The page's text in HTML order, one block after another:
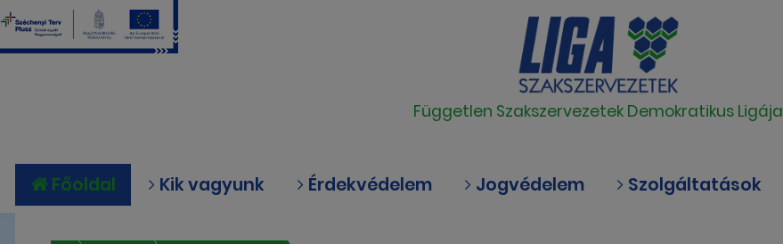
Független Szakszervezetek Demokratikus Ligája
Főoldal Kik vagyunk Érdekvédelem Jogvédelem Szolgáltatások